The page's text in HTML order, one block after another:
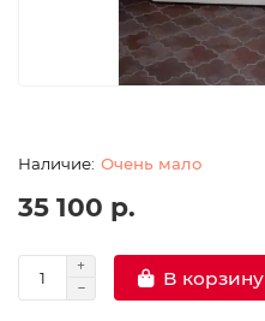
Очень мало
35 100 р.
В корзину